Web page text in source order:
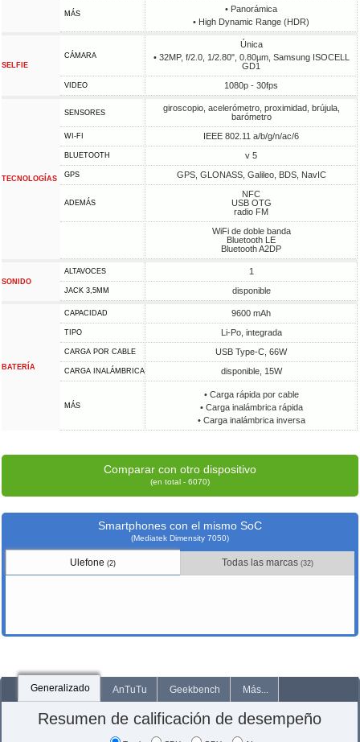
MÁS
• Panorámica
• High Dynamic Range (HDR)
SELFIE
CÁMARA
Única
• 32MP, f/2.0, 1/2.80", 0.80µm, Samsung ISOCELL
GD1
VIDEO 1080p - 30fps
TECNOLOGÍAS
SENSORES
giroscopio, acelerómetro, proximidad, brújula,
barómetro
WI-FI IEEE 802.11 a/b/g/n/ac/6
BLUETOOTH v 5
GPS GPS, GLONASS, Galileo, BDS, NavIC
ADEMÁS
NFC
USB OTG
radio FM
WiFi de doble banda
Bluetooth LE
Bluetooth A2DP
SONIDO
ALTAVOCES 1
JACK 3,5MM disponible
BATERÍA
CAPACIDAD 9600 mAh
TIPO Li-Po, integrada
CARGA POR CABLE USB Type-C, 66W
CARGA INALÁMBRICA disponible, 15W
MÁS
• Carga rápida por cable
• Carga inalámbrica rápida
• Carga inalámbrica inversa
Comparar con otro dispositivo
(en total - 6070)
Smartphones con el mismo SoC
(Mediatek Dimensity 7050)
Ulefone(2) Todas las marcas (32)
Generalizado AnTuTu Geekbench Más...
Resumen de calificación de desempeño